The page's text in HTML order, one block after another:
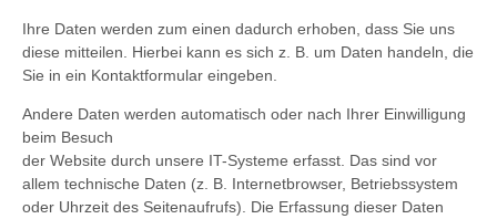
Ihre Daten werden zum einen dadurch erhoben, dass Sie uns
diese mitteilen. Hierbei kann es sich z. B. um Daten handeln, die
Sie in ein Kontaktformular eingeben.
Andere Daten werden automatisch oder nach Ihrer Einwilligung
beim Besuch
der Website durch unsere IT-Systeme erfasst. Das sind vor
allem technische Daten (z. B. Internetbrowser, Betriebssystem
oder Uhrzeit des Seitenaufrufs). Die Erfassung dieser Daten